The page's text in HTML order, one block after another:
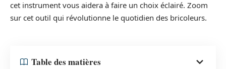
cet instrument vous aidera à faire un choix éclairé. Zoom
sur cet outil qui révolutionne le quotidien des bricoleurs.
Table des matières